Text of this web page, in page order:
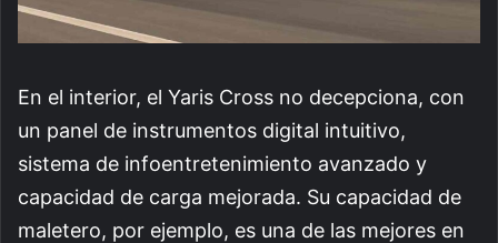
En el interior, el Yaris Cross no decepciona, con
un panel de instrumentos digital intuitivo,
sistema de infoentretenimiento avanzado y
capacidad de carga mejorada. Su capacidad de
maletero, por ejemplo, es una de las mejores en